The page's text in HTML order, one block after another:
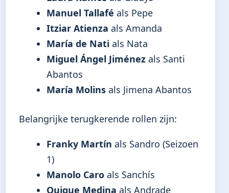
Manuel Tallafé als Pepe
Itziar Atienza als Amanda
María de Nati als Nata
Miguel Ángel Jiménez als Santi
Abantos
María Molins als Jimena Abantos
Belangrijke terugkerende rollen zijn:
Franky Martín als Sandro (Seizoen
1)
Manolo Caro als Sanchís
Quique Medina als Andrade